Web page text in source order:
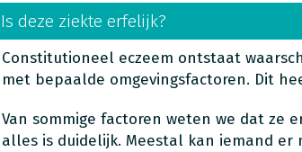
Is deze ziekte erfelijk?
Constitutioneel eczeem ontstaat
met bepaalde omgevingsfactoren. Dit
Van sommige factoren weten we dat ze
alles is duidelijk. Meestal kan iemand er